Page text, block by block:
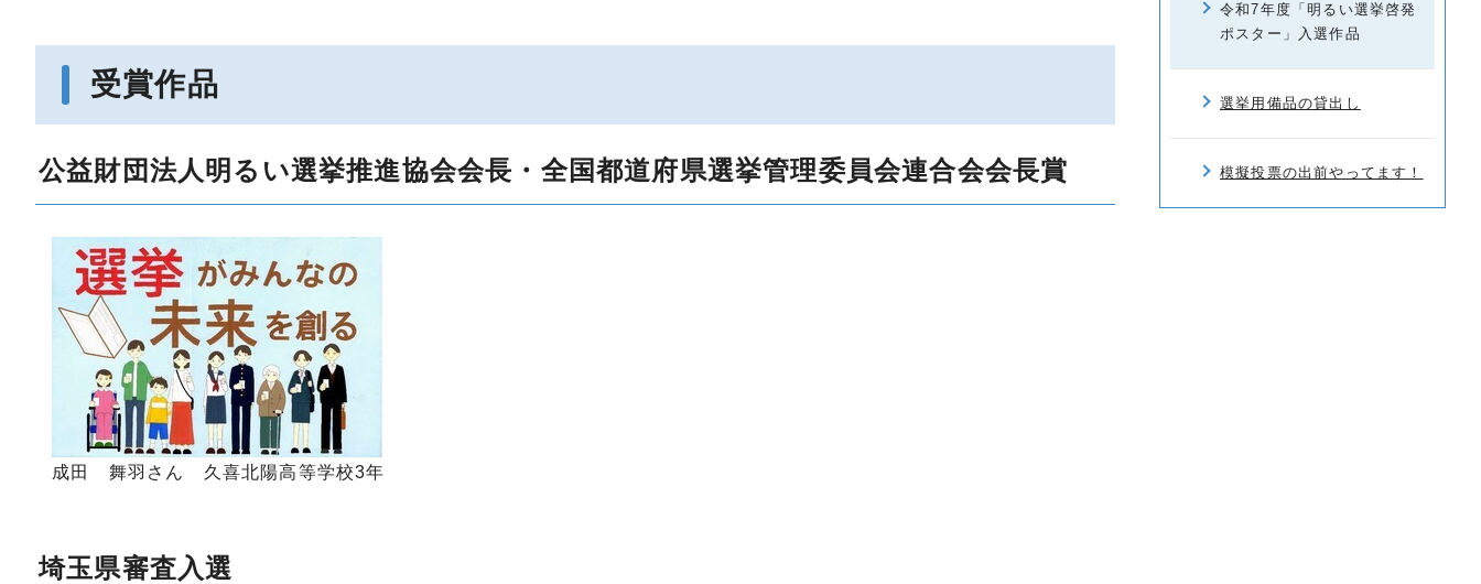
受賞作品
公益財団法人明るい選挙推進協会会長・全国都道府県選挙管理委員会連合会会長賞
成田 舞羽さん 久喜北陽高等学校3年
埼玉県審査入選
令和7年度「明るい選挙啓発
ポスター」入選作品
選挙用備品の貸出し
模擬投票の出前やってます！